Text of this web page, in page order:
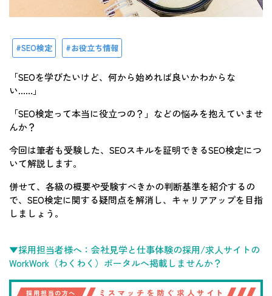
SEO検定 お役立ち情報
「SEOを学びたいけど、何から始めれば良いかわからな
い……」
「SEO検定って本当に役立つの？」などの悩みを抱えていませ
んか？
今回は筆者も受験した、SEOスキルを証明できるSEO検定につ
いて解説します。
併せて、各級の概要や受験すべきかの判断基準を紹介するの
で、SEO検定に関する疑問点を解消し、キャリアアップを目指
しましょう。
▼採用担当者様へ：会社見学と仕事体験の採用/求人サイトの
WorkWork（わくわく）ポータルへ掲載しませんか？